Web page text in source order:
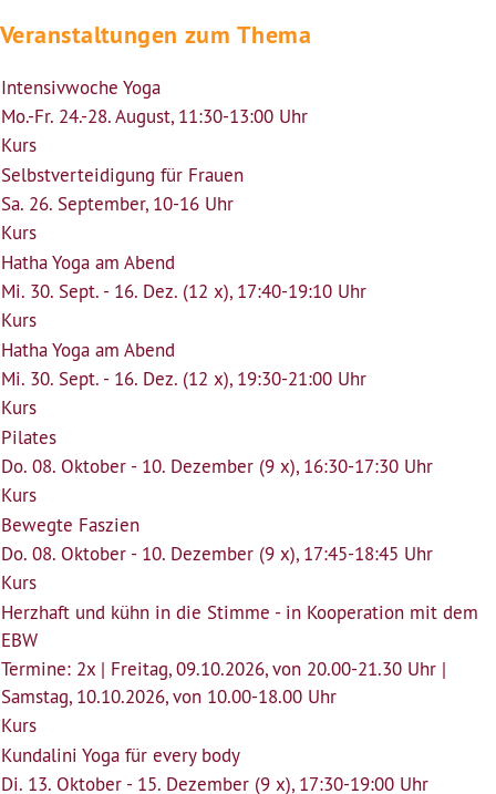
Veranstaltungen zum Thema
Intensivwoche Yoga
Mo.-Fr. 24.-28. August, 11:30-13:00 Uhr
Kurs
Selbstverteidigung für Frauen
Sa. 26. September, 10-16 Uhr
Kurs
Hatha Yoga am Abend
Mi. 30. Sept. - 16. Dez. (12 x), 17:40-19:10 Uhr
Kurs
Hatha Yoga am Abend
Mi. 30. Sept. - 16. Dez. (12 x), 19:30-21:00 Uhr
Kurs
Pilates
Do. 08. Oktober - 10. Dezember (9 x), 16:30-17:30 Uhr
Kurs
Bewegte Faszien
Do. 08. Oktober - 10. Dezember (9 x), 17:45-18:45 Uhr
Kurs
Herzhaft und kühn in die Stimme - in Kooperation mit dem
EBW
Termine: 2x | Freitag, 09.10.2026, von 20.00-21.30 Uhr |
Samstag, 10.10.2026, von 10.00-18.00 Uhr
Kurs
Kundalini Yoga für every body
Di. 13. Oktober - 15. Dezember (9 x), 17:30-19:00 Uhr